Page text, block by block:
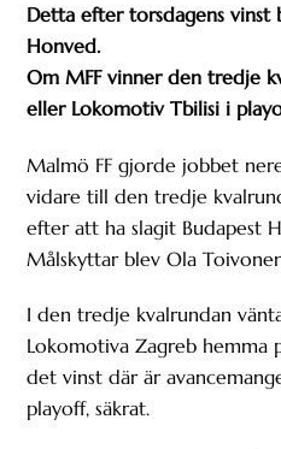
Detta efter torsdagens vinst
Honved.
Om MFF vinner den tredje
eller Lokomotiv Tbilisi i
Malmö FF gjorde jobbet
vidare till den tredje
efter att ha slagit Budapest
Målskyttar blev Ola
I den tredje kvalrundan
Lokomotiva Zagreb hemma
det vinst där är
playoff, säkrat.